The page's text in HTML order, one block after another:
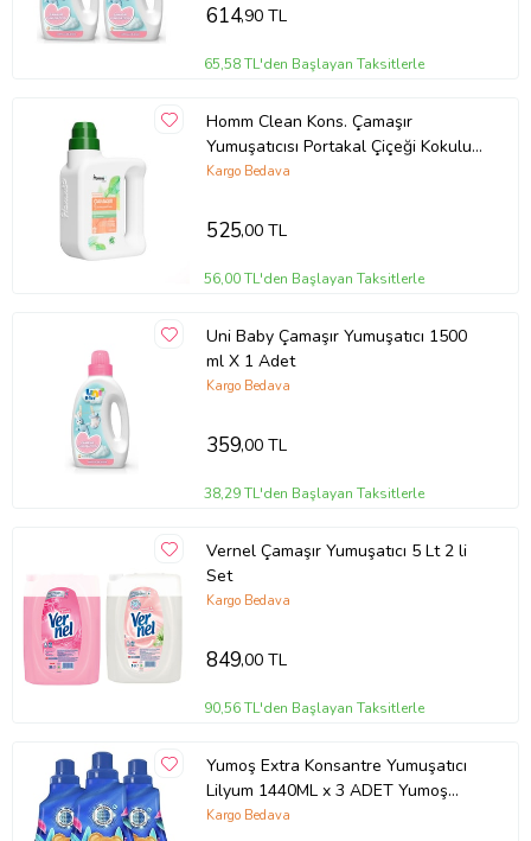
614,90 TL
65,58 TL'den Başlayan Taksitlerle
Homm Clean Kons. Çamaşır
Yumuşatıcısı Portakal Çiçeği Kokulu
1000 ml
Kargo Bedava
525,00 TL
56,00 TL'den Başlayan Taksitlerle
Uni Baby Çamaşır Yumuşatıcı 1500
ml X 1 Adet
Kargo Bedava
359,00 TL
38,29 TL'den Başlayan Taksitlerle
Vernel Çamaşır Yumuşatıcı 5 Lt 2 li
Set
Kargo Bedava
849,00 TL
90,56 TL'den Başlayan Taksitlerle
Yumoş Extra Konsantre Yumuşatıcı
Lilyum 1440ML x 3 ADET Yumoş
(Beyaz)
Kargo Bedava